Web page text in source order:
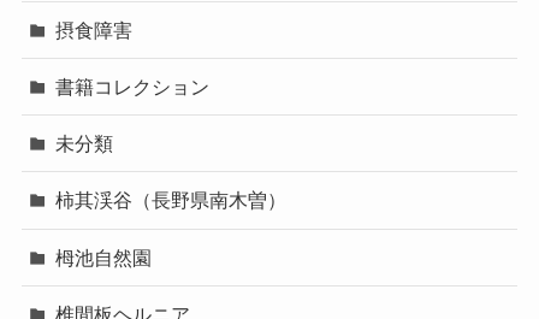
摂食障害
書籍コレクション
未分類
柿其渓谷（長野県南木曽）
栂池自然園
椎間板ヘルニア